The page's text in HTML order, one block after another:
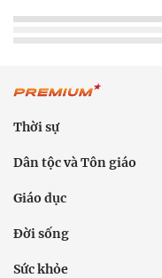
Thời sự
Dân tộc và Tôn giáo
Giáo dục
Đời sống
Sức khỏe